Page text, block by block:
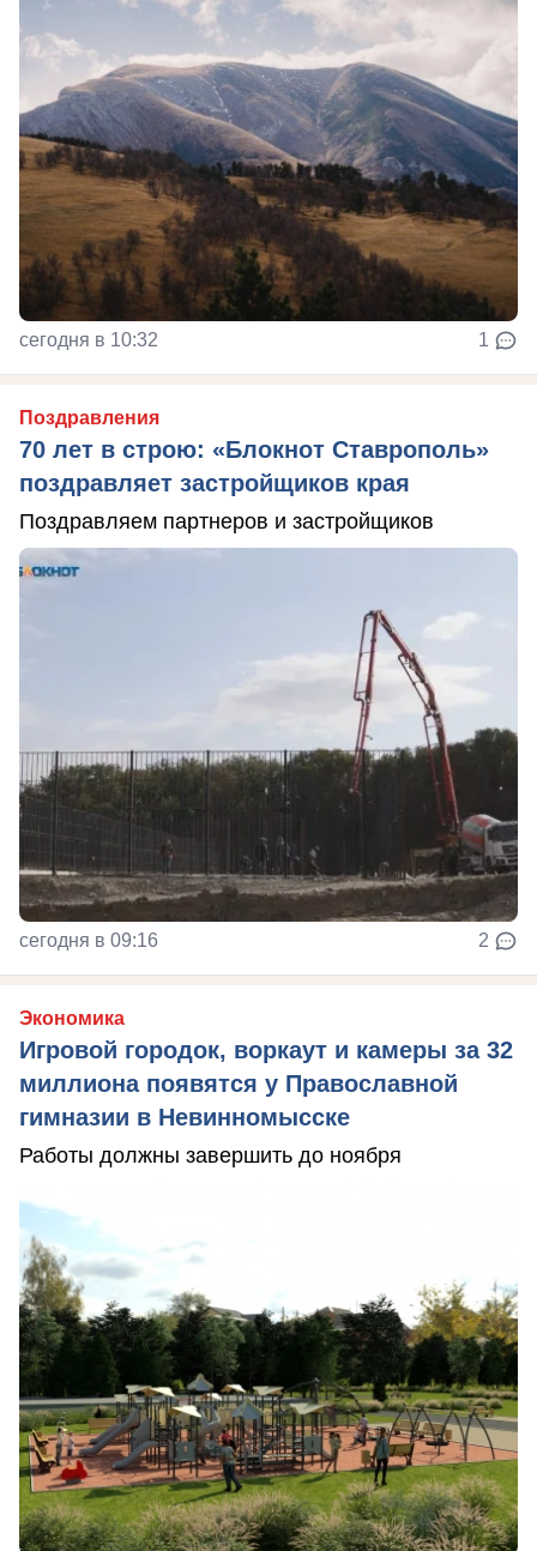
сегодня в 10:32 1
Поздравления
70 лет в строю: «Блокнот Ставрополь»
поздравляет застройщиков края
Поздравляем партнеров и застройщиков
сегодня в 09:16 2
Экономика
Игровой городок, воркаут и камеры за 32
миллиона появятся у Православной
гимназии в Невинномысске
Работы должны завершить до ноября